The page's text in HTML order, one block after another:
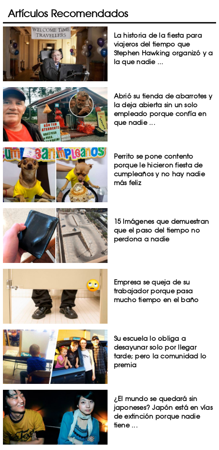
Artículos Recomendados
La historia de la fiesta para
viajeros del tiempo que
Stephen Hawking organizó y a
la que nadie ...
Abrió su tienda de abarrotes y
la deja abierta sin un solo
empleado porque confía en
que nadie ...
Perrito se pone contento
porque le hicieron fiesta de
cumpleaños y no hay nadie
más feliz
15 Imágenes que demuestran
que el paso del tiempo no
perdona a nadie
Empresa se queja de su
trabajador porque pasa
mucho tiempo en el baño
Su escuela lo obliga a
desayunar solo por llegar
tarde; pero la comunidad lo
premia
¿El mundo se quedará sin
japoneses? Japón está en vías
de extinción porque nadie
tiene ...